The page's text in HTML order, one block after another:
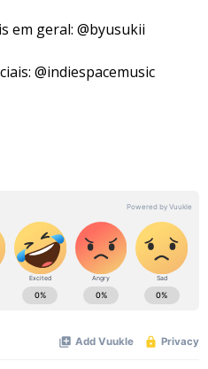
em geral: @byusukii
@indiespacemusic